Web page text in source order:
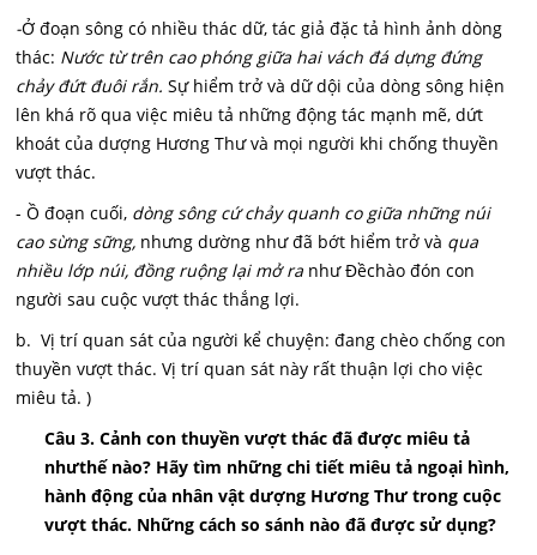
-Ở đoạn sông có nhiều thác dữ, tác giả đặc tả hình ảnh dòng
thác: Nước từ trên cao phóng giữa hai vách đá dựng đứng
chảy đứt đuôi rắn. Sự hiểm trở và dữ dội của dòng sông hiện
lên khá rõ qua việc miêu tả những động tác mạnh mẽ, dứt
khoát của dượng Hương Thư và mọi người khi chống thuyền
vượt thác.
- Ồ đoạn cuối, dòng sông cứ chảy quanh co giữa những núi
cao sừng sững, nhưng dường như đã bớt hiểm trở và qua
nhiều lớp núi, đồng ruộng lại mở ra như Đềchào đón con
người sau cuộc vượt thác thắng lợi.
b. Vị trí quan sát của người kể chuyện: đang chèo chống con
thuyền vượt thác. Vị trí quan sát này rất thuận lợi cho việc
miêu tả. )
Câu 3. Cảnh con thuyền vượt thác đã được miêu tả
nhưthế nào? Hãy tìm những chi tiết miêu tả ngoại hình,
hành động của nhân vật dượng Hương Thư trong cuộc
vượt thác. Những cách so sánh nào đã được sử dụng?